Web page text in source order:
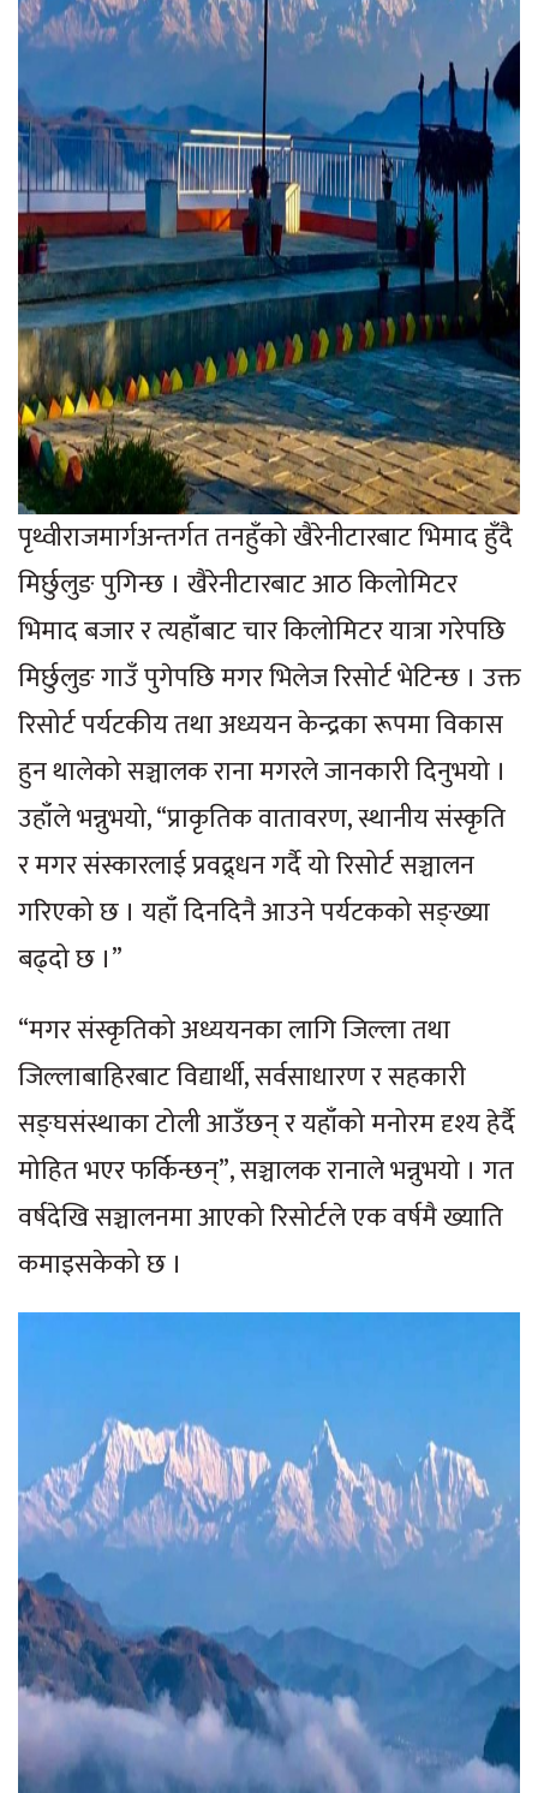
पृथ्वीराजमार्गअन्तर्गत तनहुँको खैरेनीटारबाट भिमाद हुँदै
मिर्छुलुङ पुगिन्छ । खैरेनीटारबाट आठ किलोमिटर
भिमाद बजार र त्यहाँबाट चार किलोमिटर यात्रा गरेपछि
मिर्छुलुङ गाउँ पुगेपछि मगर भिलेज रिसोर्ट भेटिन्छ । उक्त
रिसोर्ट पर्यटकीय तथा अध्ययन केन्द्रका रूपमा विकास
हुन थालेको सञ्चालक राना मगरले जानकारी दिनुभयो ।
उहाँले भन्नुभयो, “प्राकृतिक वातावरण, स्थानीय संस्कृति
र मगर संस्कारलाई प्रवद्र्धन गर्दै यो रिसोर्ट सञ्चालन
गरिएको छ । यहाँ दिनदिनै आउने पर्यटकको सङ्ख्या
बढ्दो छ ।”
“मगर संस्कृतिको अध्ययनका लागि जिल्ला तथा
जिल्लाबाहिरबाट विद्यार्थी, सर्वसाधारण र सहकारी
सङ्घसंस्थाका टोली आउँछन् र यहाँको मनोरम दृश्य हेर्दै
मोहित भएर फर्किन्छन्”, सञ्चालक रानाले भन्नुभयो । गत
वर्षदेखि सञ्चालनमा आएको रिसोर्टले एक वर्षमै ख्याति
कमाइसकेको छ ।